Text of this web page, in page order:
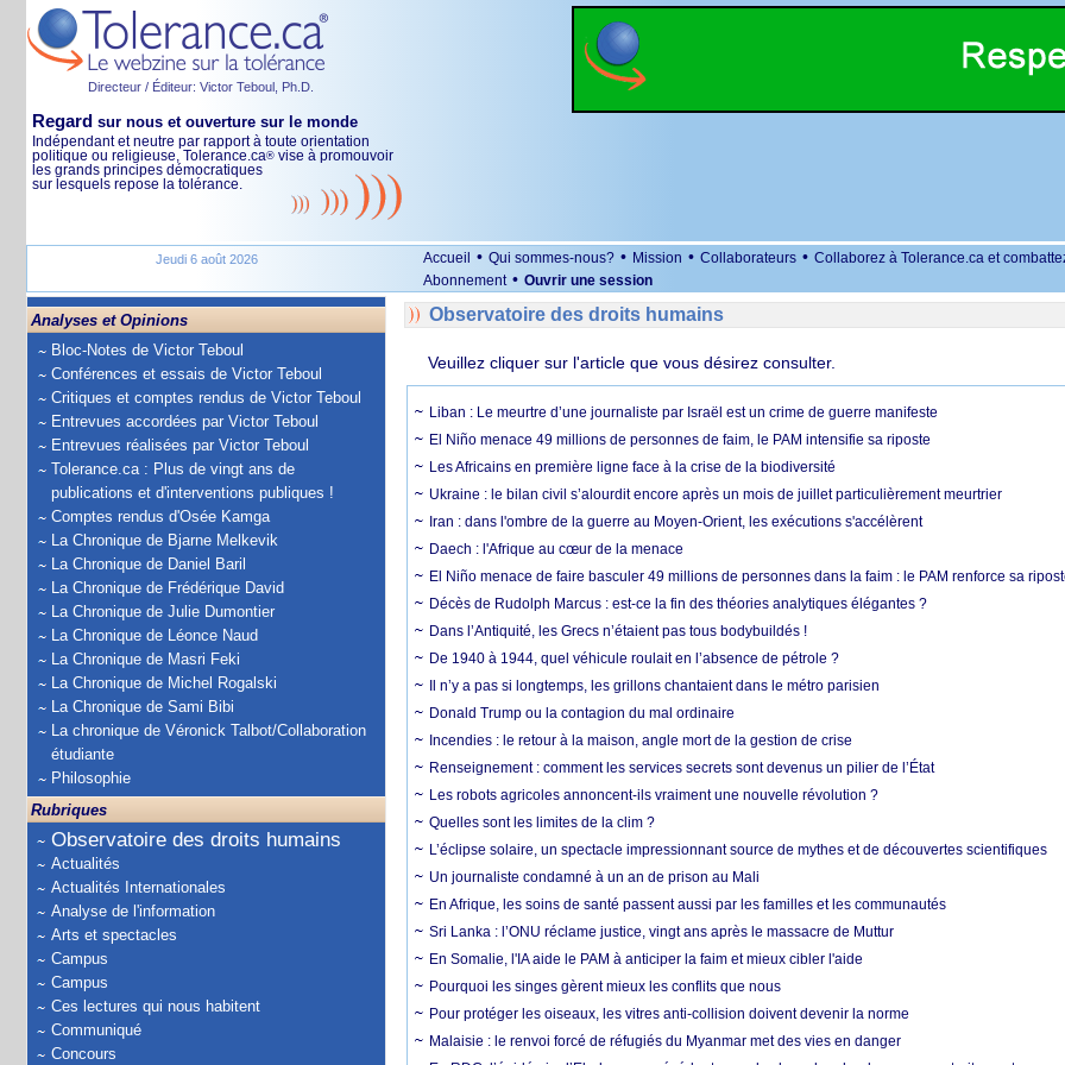
Directeur / Éditeur: Victor Teboul, Ph.D.
Regard sur nous et ouverture sur le monde
Indépendant et neutre par rapport à toute orientation
politique ou religieuse, Tolerance.ca® vise à promouvoir
les grands principes démocratiques
sur lesquels repose la tolérance.
Jeudi 6 août 2026 Accueil • Qui sommes-nous? • Mission • Collaborateurs • Collaborez à Tolerance.ca et
Abonnement • Ouvrir une session
Analyses et Opinions
Bloc-Notes de Victor Teboul
Conférences et essais de Victor Teboul
Critiques et comptes rendus de Victor Teboul
Entrevues accordées par Victor Teboul
Entrevues réalisées par Victor Teboul
Tolerance.ca : Plus de vingt ans de
publications et d'interventions publiques !
Comptes rendus d'Osée Kamga
La Chronique de Bjarne Melkevik
La Chronique de Daniel Baril
La Chronique de Frédérique David
La Chronique de Julie Dumontier
La Chronique de Léonce Naud
La Chronique de Masri Feki
La Chronique de Michel Rogalski
La Chronique de Sami Bibi
La chronique de Véronick Talbot/Collaboration
étudiante
Philosophie
Rubriques
Observatoire des droits humains
Actualités
Actualités Internationales
Analyse de l'information
Arts et spectacles
Campus
Campus
Ces lectures qui nous habitent
Communiqué
Concours
Observatoire des droits humains
Veuillez cliquer sur l'article que vous désirez consulter.
Liban : Le meurtre d’une journaliste par Israël est un crime de guerre manifeste
El Niño menace 49 millions de personnes de faim, le PAM intensifie sa riposte
Les Africains en première ligne face à la crise de la biodiversité
Ukraine : le bilan civil s’alourdit encore après un mois de juillet particulièrement meurtrier
Iran : dans l'ombre de la guerre au Moyen-Orient, les exécutions s'accélèrent
Daech : l'Afrique au cœur de la menace
El Niño menace de faire basculer 49 millions de personnes dans la faim : le PAM renforce sa
Décès de Rudolph Marcus : est-ce la fin des théories analytiques élégantes ?
Dans l’Antiquité, les Grecs n’étaient pas tous bodybuildés !
De 1940 à 1944, quel véhicule roulait en l’absence de pétrole ?
Il n’y a pas si longtemps, les grillons chantaient dans le métro parisien
Donald Trump ou la contagion du mal ordinaire
Incendies : le retour à la maison, angle mort de la gestion de crise
Renseignement : comment les services secrets sont devenus un pilier de l’État
Les robots agricoles annoncent-ils vraiment une nouvelle révolution ?
Quelles sont les limites de la clim ?
L’éclipse solaire, un spectacle impressionnant source de mythes et de découvertes scientifiques
Un journaliste condamné à un an de prison au Mali
En Afrique, les soins de santé passent aussi par les familles et les communautés
Sri Lanka : l’ONU réclame justice, vingt ans après le massacre de Muttur
En Somalie, l'IA aide le PAM à anticiper la faim et mieux cibler l'aide
Pourquoi les singes gèrent mieux les conflits que nous
Pour protéger les oiseaux, les vitres anti-collision doivent devenir la norme
Malaisie : le renvoi forcé de réfugiés du Myanmar met des vies en danger